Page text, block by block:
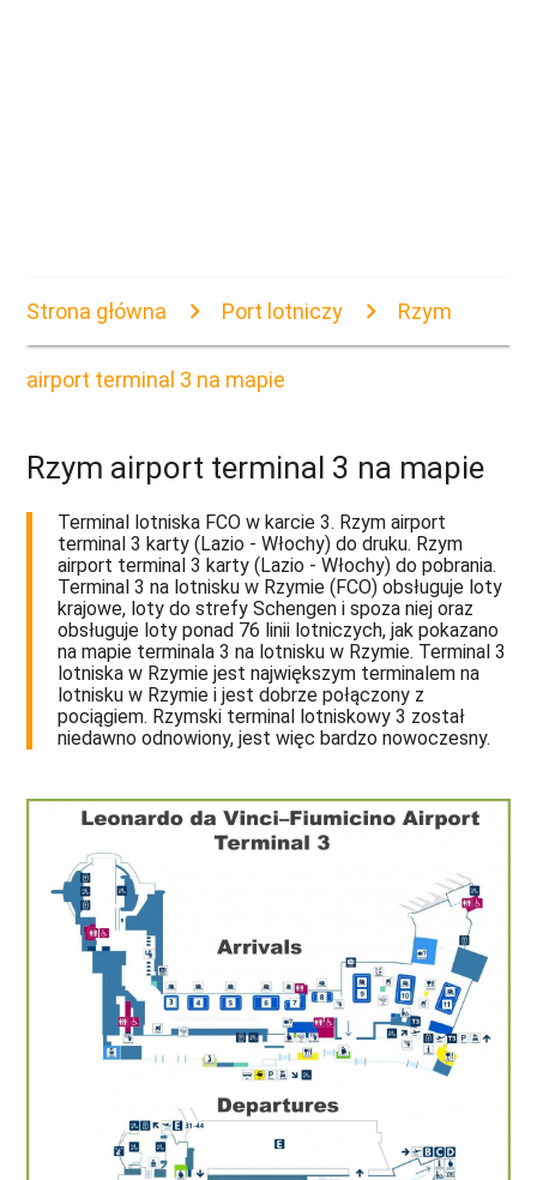
Strona główna Port lotniczy Rzym
airport terminal 3 na mapie
Rzym airport terminal 3 na mapie
Terminal lotniska FCO w karcie 3. Rzym airport
terminal 3 karty (Lazio - Włochy) do druku. Rzym
airport terminal 3 karty (Lazio - Włochy) do pobrania.
Terminal 3 na lotnisku w Rzymie (FCO) obsługuje loty
krajowe, loty do strefy Schengen i spoza niej oraz
obsługuje loty ponad 76 linii lotniczych, jak pokazano
na mapie terminala 3 na lotnisku w Rzymie. Terminal 3
lotniska w Rzymie jest największym terminalem na
lotnisku w Rzymie i jest dobrze połączony z
pociągiem. Rzymski terminal lotniskowy 3 został
niedawno odnowiony, jest więc bardzo nowoczesny.